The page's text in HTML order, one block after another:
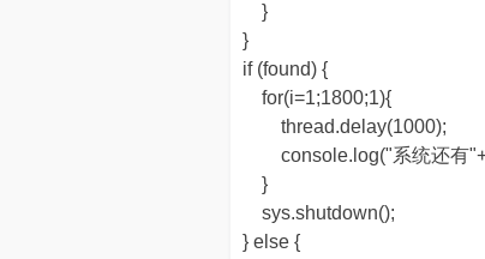
}
}
if (found) {
for(i=1;1800;1){
thread.delay(1000);
console.log("系统还有
}
sys.shutdown();
} else {